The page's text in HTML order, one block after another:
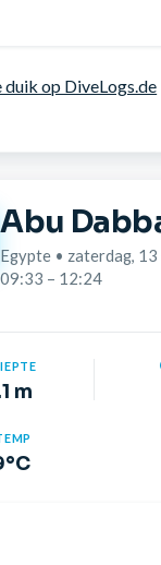
op DiveLogs.de
Abu
Egypte • zaterdag,
09:33 – 12:24
m